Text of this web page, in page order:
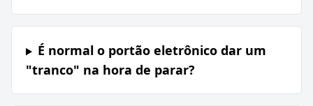
É normal o portão eletrônico dar um
"tranco" na hora de parar?